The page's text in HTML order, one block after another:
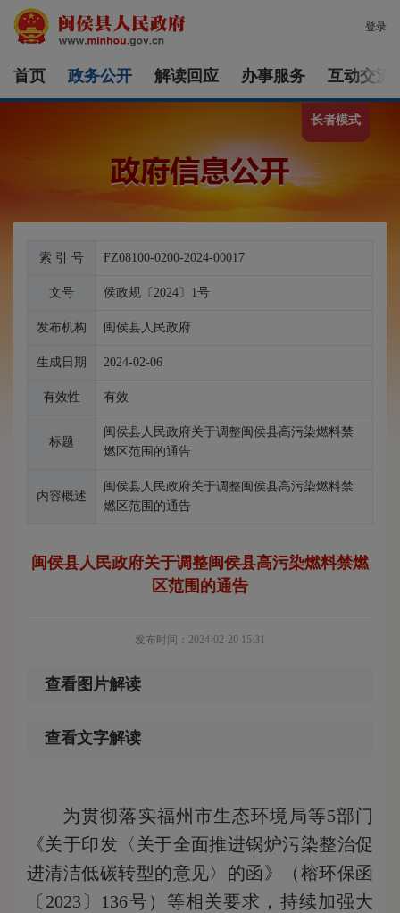
登录
首页 政务公开 解读回应 办事服务 互动交流
长者模式
索 引 号 FZ08100-0200-2024-00017
文号 侯政规〔2024〕1号
发布机构 闽侯县人民政府
生成日期 2024-02-06
有效性 有效
标题
闽侯县人民政府关于调整闽侯县高污染燃料禁
燃区范围的通告
内容概述
闽侯县人民政府关于调整闽侯县高污染燃料禁
燃区范围的通告
闽侯县人民政府关于调整闽侯县高污染燃料禁燃
区范围的通告
发布时间：2024-02-20 15:31
查看图片解读
查看文字解读
为贯彻落实福州市生态环境局等5部门
《关于印发〈关于全面推进锅炉污染整治促
进清洁低碳转型的意见〉的函》（榕环保函
〔2023〕136号）等相关要求，持续加强大